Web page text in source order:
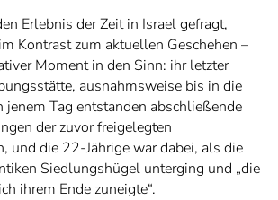
Erlebnis der Zeit in Israel gefragt,
Kontrast zum aktuellen Geschehen –
Moment in den Sinn: ihr letzter
ausnahmsweise bis in die
Tag entstanden abschließende
der zuvor freigelegten
und die 22-Jährige war dabei, als die
Siedlungshügel unterging und „die
ihrem Ende zuneigte“.